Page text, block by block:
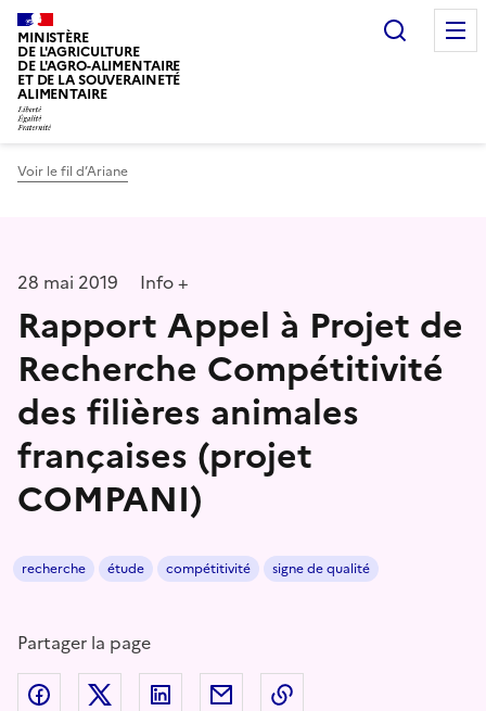
MINISTÈRE
DE L'AGRICULTURE
DE L'AGRO-ALIMENTAIRE
ET DE LA SOUVERAINETÉ
ALIMENTAIRE
Voir le fil d’Ariane
28 mai 2019 Info +
Rapport Appel à Projet de
Recherche Compétitivité
des filières animales
françaises (projet
COMPANI)
recherche étude compétitivité signe de qualité
Partager la page
Partager sur Facebook
Partager sur Twitter
Partager sur LinkedIn
Partager par email